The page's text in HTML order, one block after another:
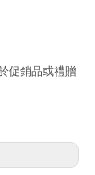
促銷品或禮贈